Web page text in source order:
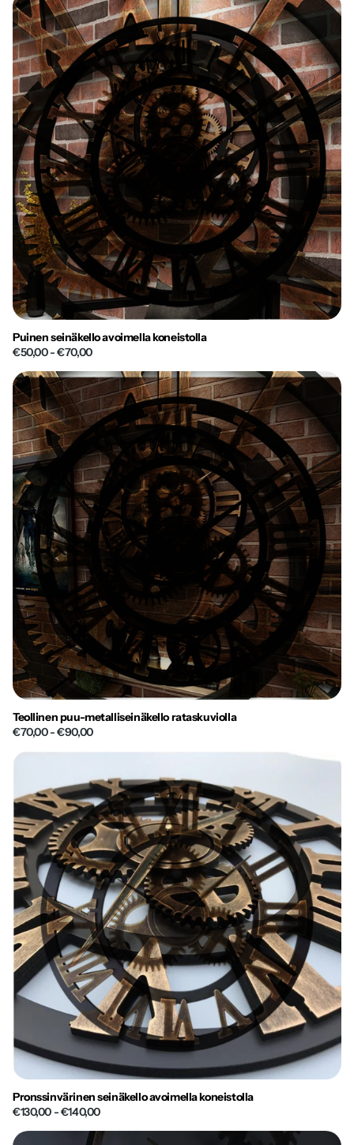
Puinen seinäkello avoimella koneistolla
€50,00- €70,00
Teollinen puu-metalliseinäkello rataskuviolla
€70,00- €90,00
Pronssinvärinen seinäkello avoimella koneistolla
€130,00 - €140,00